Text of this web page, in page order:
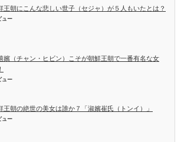
王朝にこんな悲しい世子（セジャ）が５人もいたとは？
ュー
嬪（チャン・ヒビン）こそが朝鮮王朝で一番有名な女
ュー
王朝の絶世の美女は誰か７「淑嬪崔氏（トンイ）」
ュー